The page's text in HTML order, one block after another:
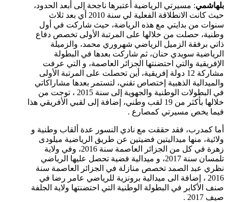
بلهاشمي: مسيرتي الرياضية أعتبرها ناجحة إلى أبعد الحدود،
حيث كانت الانطلاقة الفعلية لي سنة 2010 أي بعد ثلاث
سنوات من بدايتي مع هذه الرياضة، حيث شاركت في أول
وطنية، حصلت من خلالها على المرتبة الأولى تخصص دفاع
ذاتي برفقة الزميل الرياضي شهروري محمد، والزميلة
الرياضية سويدي حنان، ثم شاركت بعدها في البطولة
الإفريقية والتي احتضنتها الجزائر العاصمة، و التي عرفت
مشاركة 12 دولة إفريقية، أين تحصلت على المرتبة الأولى
والميدالية الذهبية إختصاص تقني، لتستمر بعدها مشاراكاتي
في البطولات الوطنية والجهوية إلى سنة 2015 ، توجت من
خلالها بأكثر من 19 لقب وطني، إضافة إلى لقبي الأفريقي هذا
فيما يخص مسيرتي كمصارع .
أما كمدرب، فقد حققت مع نادي النسور عدة ألقاب وطنية و
ولائية، منها ميداليتين فضيتين عن طريق الرياضية ميلودى
زهرة في كل من الجزائر العاصمة سنة 2016، وفي ولاية
تلمسان سنة 2017، و ميدالية فضية تحصل عليها الرياضي
نظري عبد الصمد تخصص منازلة في الجزائر العاصمة سنة
2016 ، إضافة الى ميدالية برونزية للرياضي عامر رضا في
صنف الأكابر في البطولة الوطنية التي احتضنتها ولاية الجلفة
صيف 2017 .